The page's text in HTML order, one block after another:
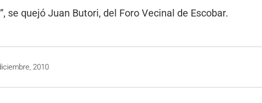
se quejó Juan Butori, del Foro Vecinal de Escobar.
2010